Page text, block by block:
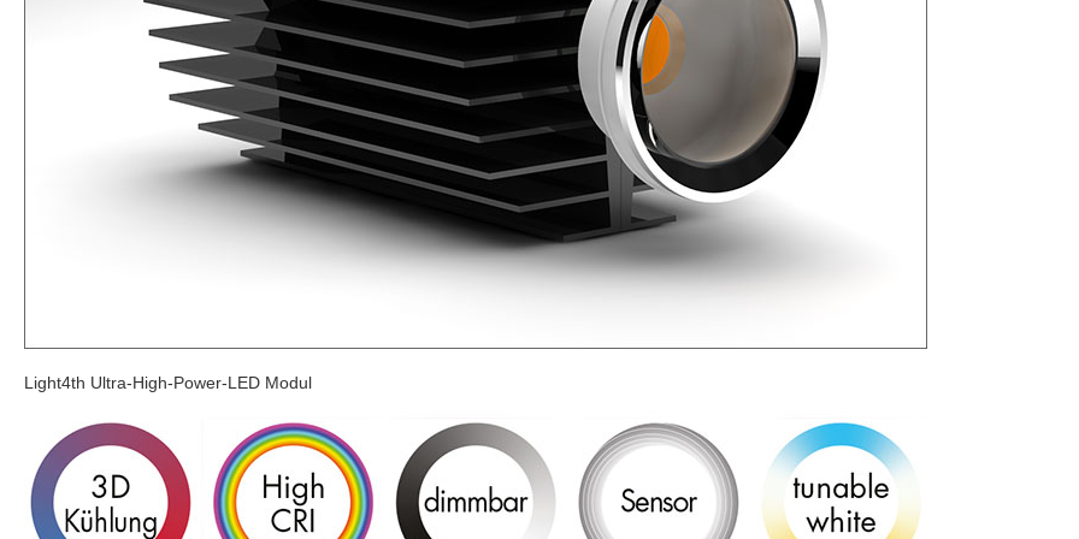
Light4th Ultra-High-Power-LED Modul